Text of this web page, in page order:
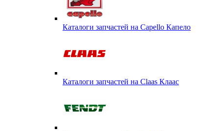
Каталоги запчастей на Capello Капело
Каталоги запчастей на Claas Клаас